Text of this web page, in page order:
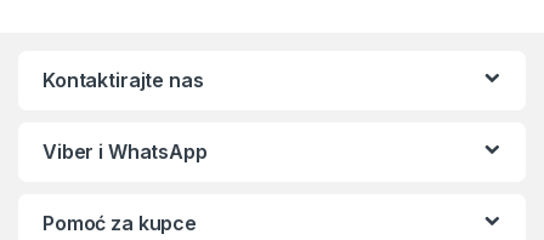
Kontaktirajte nas
Viber i WhatsApp
Pomoć za kupce